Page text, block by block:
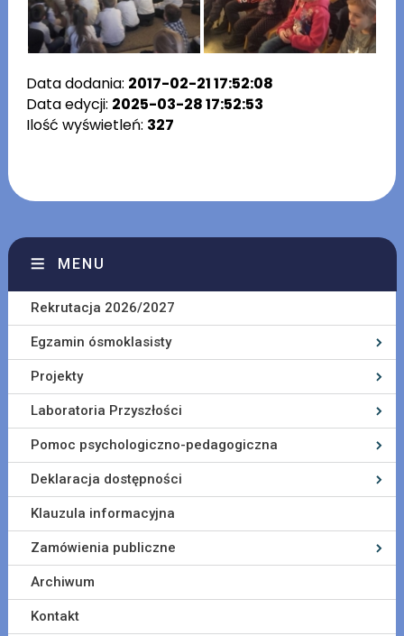
Data dodania: 2017-02-21 17:52:08
Data edycji: 2025-03-28 17:52:53
Ilość wyświetleń: 327
MENU
Rekrutacja 2026/2027
Egzamin ósmoklasisty
Projekty
Laboratoria Przyszłości
Pomoc psychologiczno-pedagogiczna
Deklaracja dostępności
Klauzula informacyjna
Zamówienia publiczne
Archiwum
Kontakt